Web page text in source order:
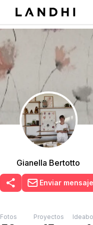
Gianella Bertotto
Enviar mensaje
Fotos Proyectos